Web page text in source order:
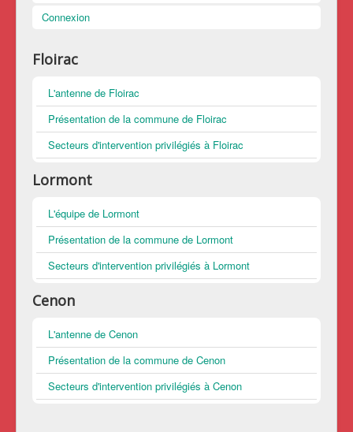
Connexion
Floirac
L'antenne de Floirac
Présentation de la commune de Floirac
Secteurs d'intervention privilégiés à Floirac
Lormont
L'équipe de Lormont
Présentation de la commune de Lormont
Secteurs d'intervention privilégiés à Lormont
Cenon
L'antenne de Cenon
Présentation de la commune de Cenon
Secteurs d'intervention privilégiés à Cenon